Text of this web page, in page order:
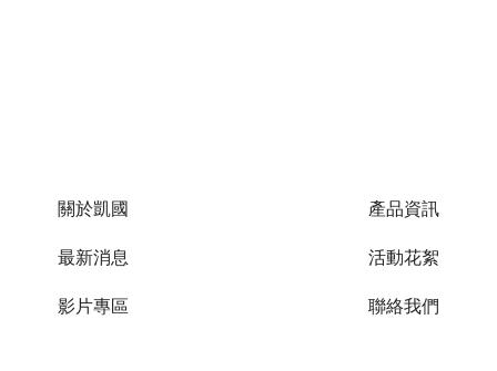
關於凱國
產品資訊
最新消息
活動花絮
影片專區
聯絡我們